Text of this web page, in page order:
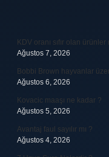
KDV oranı sıfır olan
Ağustos 7, 2026
Bobbi Brown hayvanlar
Ağustos 6, 2026
Kovacic maaşı ne kadar ?
Ağustos 5, 2026
Avantaj faul sayılır mı ?
Ağustos 4, 2026